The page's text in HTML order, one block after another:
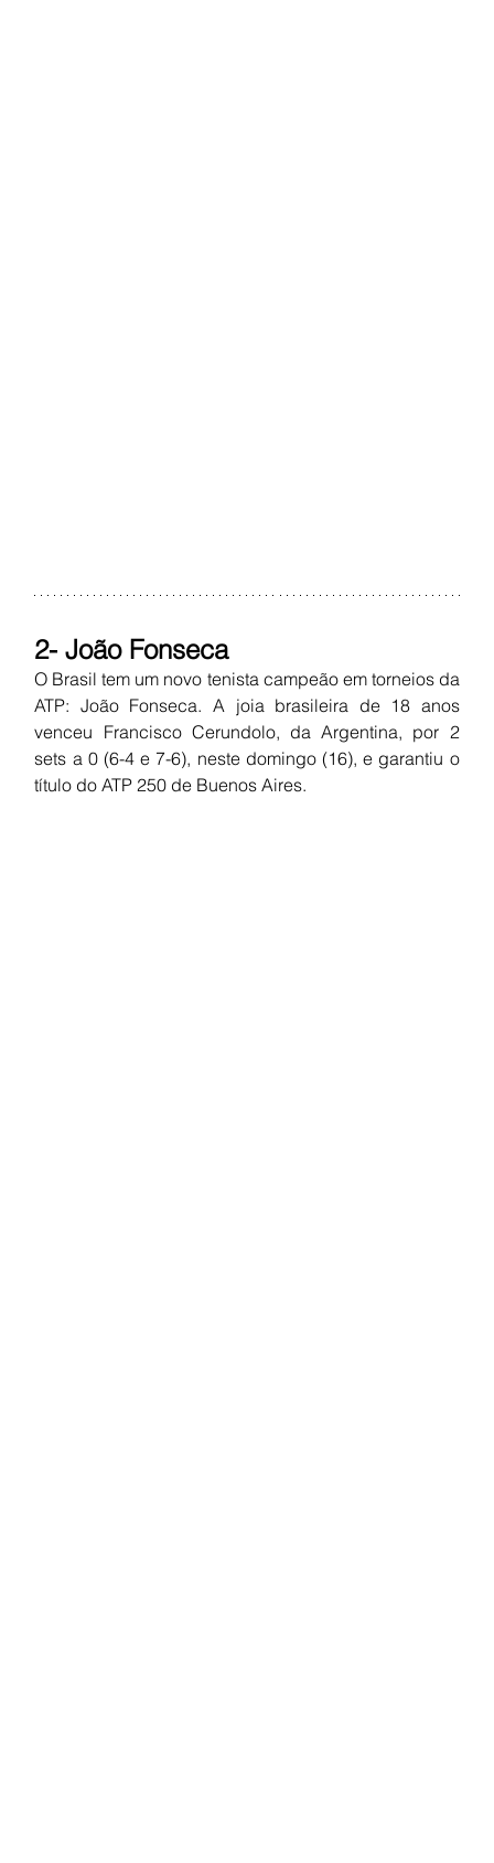
2- João Fonseca
O Brasil tem um novo tenista campeão em torneios da
ATP: João Fonseca. A joia brasileira de 18 anos
venceu Francisco Cerundolo, da Argentina, por 2
sets a 0 (6-4 e 7-6), neste domingo (16), e garantiu o
título do ATP 250 de Buenos Aires.